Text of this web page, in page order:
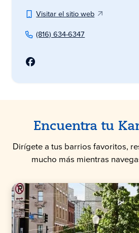
Visitar el sitio web
(816) 634-6347
Encuentra tu
Dirígete a tus barrios favoritos,
mucho más mientras